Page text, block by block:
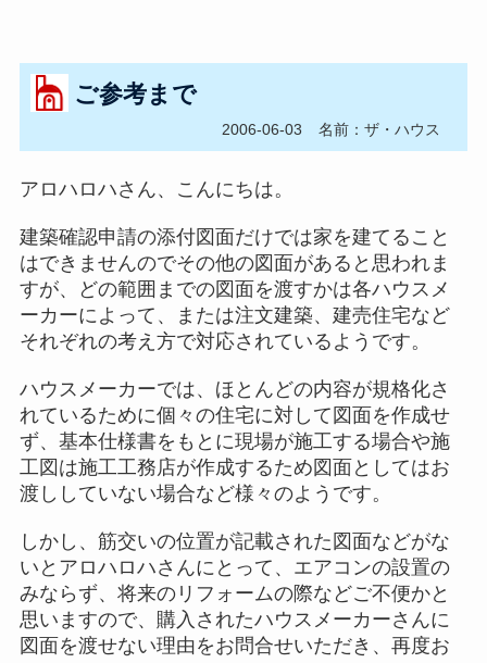
ご参考まで
2006-06-03 名前：ザ・ハウス
アロハロハさん、こんにちは。
建築確認申請の添付図面だけでは家を建てること
はできませんのでその他の図面があると思われま
すが、どの範囲までの図面を渡すかは各ハウスメ
ーカーによって、または注文建築、建売住宅など
それぞれの考え方で対応されているようです。
ハウスメーカーでは、ほとんどの内容が規格化さ
れているために個々の住宅に対して図面を作成せ
ず、基本仕様書をもとに現場が施工する場合や施
工図は施工工務店が作成するため図面としてはお
渡ししていない場合など様々のようです。
しかし、筋交いの位置が記載された図面などがな
いとアロハロハさんにとって、エアコンの設置の
みならず、将来のリフォームの際などご不便かと
思いますので、購入されたハウスメーカーさんに
図面を渡せない理由をお問合せいただき、再度お